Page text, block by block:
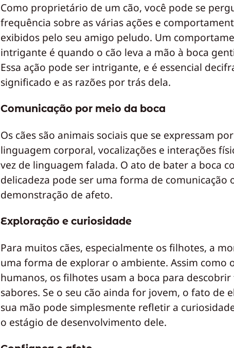
Como proprietário de um cão, você pode se
frequência sobre as várias ações e
exibidos pelo seu amigo peludo. Um
intrigante é quando o cão leva a mão à boca
Essa ação pode ser intrigante, e é essencial
significado e as razões por trás dela.
Comunicação por meio da boca
Os cães são animais sociais que se expressam
linguagem corporal, vocalizações e interações
vez de linguagem falada. O ato de bater a boca
delicadeza pode ser uma forma de comunicação
demonstração de afeto.
Exploração e curiosidade
Para muitos cães, especialmente os filhotes, a
uma forma de explorar o ambiente. Assim como
humanos, os filhotes usam a boca para
sabores. Se o seu cão ainda for jovem, o fato de
sua mão pode simplesmente refletir a
o estágio de desenvolvimento dele.